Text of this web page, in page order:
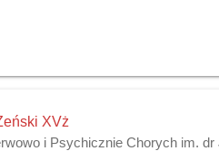
XVż
i Psychicznie Chorych im.